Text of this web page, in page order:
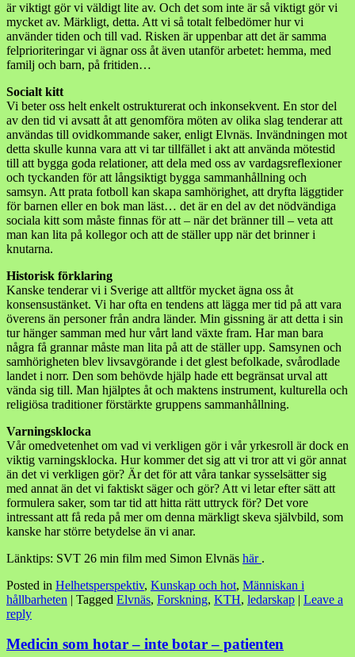
är viktigt gör vi väldigt lite av. Och det som inte är så viktigt gör vi
mycket av. Märkligt, detta. Att vi så totalt felbedömer hur vi
använder tiden och till vad. Risken är uppenbar att det är samma
felprioriteringar vi ägnar oss åt även utanför arbetet: hemma, med
familj och barn, på fritiden…
Socialt kitt
Vi beter oss helt enkelt ostrukturerat och inkonsekvent. En stor del
av den tid vi avsatt åt att genomföra möten av olika slag tenderar att
användas till ovidkommande saker, enligt Elvnäs. Invändningen mot
detta skulle kunna vara att vi tar tillfället i akt att använda mötestid
till att bygga goda relationer, att dela med oss av vardagsreflexioner
och tyckanden för att långsiktigt bygga sammanhållning och
samsyn. Att prata fotboll kan skapa samhörighet, att dryfta läggtider
för barnen eller en bok man läst… det är en del av det nödvändiga
sociala kitt som måste finnas för att – när det bränner till – veta att
man kan lita på kollegor och att de ställer upp när det brinner i
knutarna.
Historisk förklaring
Kanske tenderar vi i Sverige att alltför mycket ägna oss åt
konsensustänket. Vi har ofta en tendens att lägga mer tid på att vara
överens än personer från andra länder. Min gissning är att detta i sin
tur hänger samman med hur vårt land växte fram. Har man bara
några få grannar måste man lita på att de ställer upp. Samsynen och
samhörigheten blev livsavgörande i det glest befolkade, svårodlade
landet i norr. Den som behövde hjälp hade ett begränsat urval att
vända sig till. Man hjälptes åt och maktens instrument, kulturella och
religiösa traditioner förstärkte gruppens sammanhållning.
Varningsklocka
Vår omedvetenhet om vad vi verkligen gör i vår yrkesroll är dock en
viktig varningsklocka. Hur kommer det sig att vi tror att vi gör annat
än det vi verkligen gör? Är det för att våra tankar sysselsätter sig
med annat än det vi faktiskt säger och gör? Att vi letar efter sätt att
formulera saker, som tar tid att hitta rätt uttryck för? Det vore
intressant att få reda på mer om denna märkligt skeva självbild, som
kanske har större betydelse än vi anar.
Länktips: SVT 26 min film med Simon Elvnäs här .
Posted in Helhetsperspektiv, Kunskap och hot, Människan i
hållbarheten | Tagged Elvnäs, Forskning, KTH, ledarskap | Leave a
reply
Medicin som hotar – inte botar – patienten